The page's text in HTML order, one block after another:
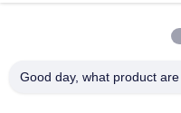
Visita Alla Fabbrica
Good day, what product